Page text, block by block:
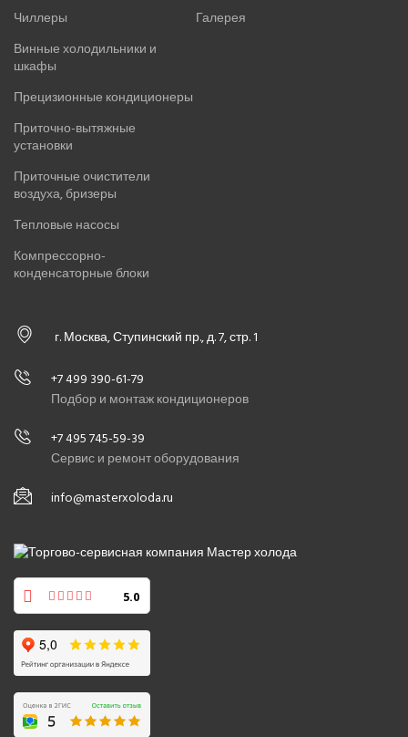
Чиллеры
Винные холодильники и
шкафы
Прецизионные кондиционеры
Приточно-вытяжные
установки
Приточные очистители
воздуха, бризеры
Тепловые насосы
Компрессорно-
конденсаторные блоки
Галерея
г. Москва, Ступинский пр., д. 7, стр. 1
+7 499 390-61-79
Подбор и монтаж кондиционеров
+7 495 745-59-39
Сервис и ремонт оборудования
info@masterxoloda.ru
5.0